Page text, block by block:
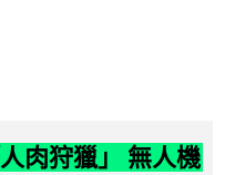
肉狩獵」 無人機